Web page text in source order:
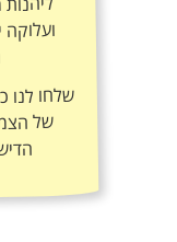
שלחו לנו